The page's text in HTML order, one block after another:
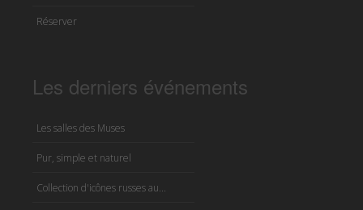
Réserver
Les derniers événements
Les salles des Muses
Pur, simple et naturel
Collection d'icônes russes au...